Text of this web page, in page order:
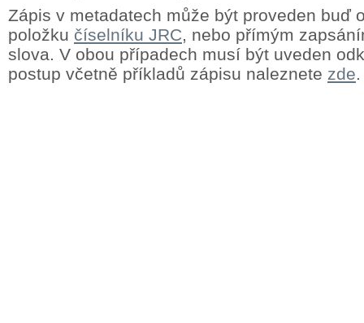
Zápis v metadatech může být proveden buď
položku číselníku JRC, nebo přímým
slova. V obou případech musí být uveden
postup včetně příkladů zápisu naleznete zde.